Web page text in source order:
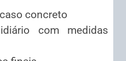
concreto
com medidas